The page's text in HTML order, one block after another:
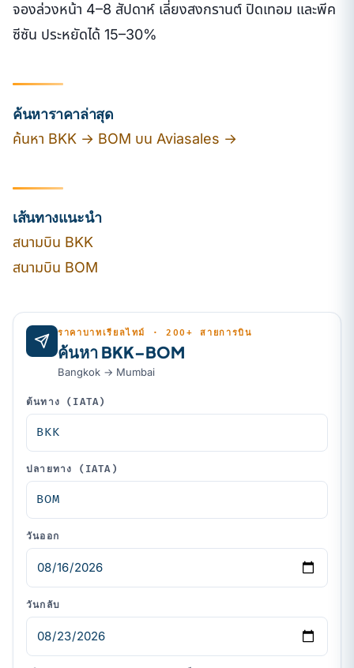
จองล่วงหน้า 4–8 สัปดาห์ เลี่ยงสงกรานต์ ปิดเทอม และพีค
ซีซัน ประหยัดได้ 15–30%
ค้นหาราคาล่าสุด
ค้นหา BKK → BOM บน Aviasales →
เส้นทางแนะนำ
สนามบิน BKK
สนามบิน BOM
ราคาบาทเรียลไทม์ · 200+ สายการบิน
ค้นหา BKK–BOM
Bangkok → Mumbai
ต้นทาง (IATA)
ปลายทาง (IATA)
วันออก
วันกลับ